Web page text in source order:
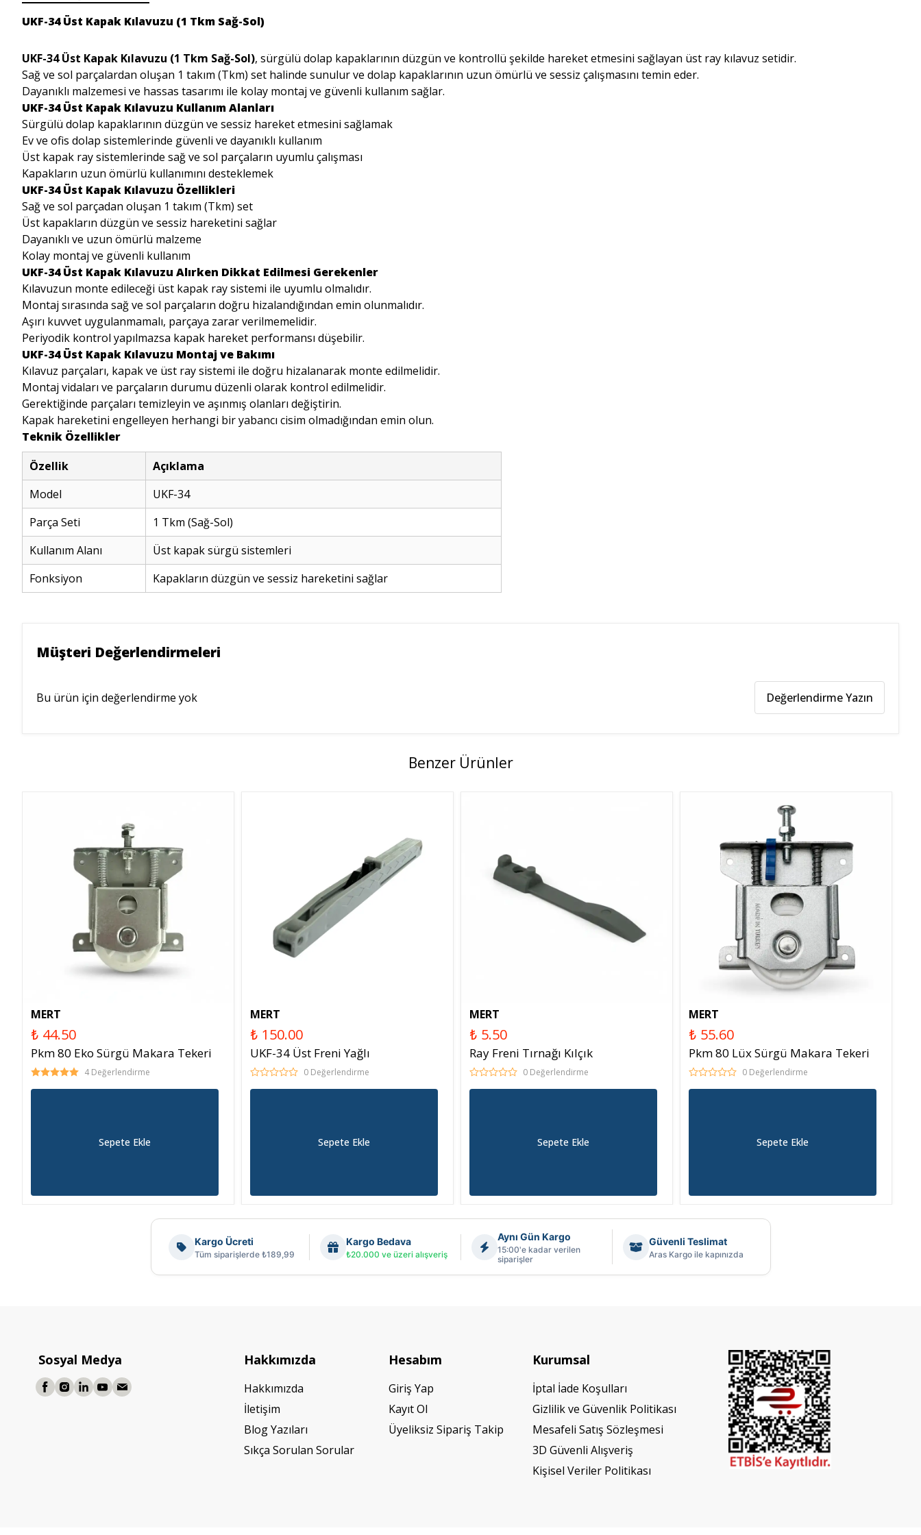
UKF-34 Üst Kapak Kılavuzu (1 Tkm Sağ-Sol)
UKF-34 Üst Kapak Kılavuzu (1 Tkm Sağ-Sol), sürgülü dolap kapaklarının düzgün ve kontrollü şekilde hareket etmesini sağlayan üst ray kılavuz setidir.
Sağ ve sol parçalardan oluşan 1 takım (Tkm) set halinde sunulur ve dolap kapaklarının uzun ömürlü ve sessiz çalışmasını temin eder.
Dayanıklı malzemesi ve hassas tasarımı ile kolay montaj ve güvenli kullanım sağlar.
UKF-34 Üst Kapak Kılavuzu Kullanım Alanları
Sürgülü dolap kapaklarının düzgün ve sessiz hareket etmesini sağlamak
Ev ve ofis dolap sistemlerinde güvenli ve dayanıklı kullanım
Üst kapak ray sistemlerinde sağ ve sol parçaların uyumlu çalışması
Kapakların uzun ömürlü kullanımını desteklemek
UKF-34 Üst Kapak Kılavuzu Özellikleri
Sağ ve sol parçadan oluşan 1 takım (Tkm) set
Üst kapakların düzgün ve sessiz hareketini sağlar
Dayanıklı ve uzun ömürlü malzeme
Kolay montaj ve güvenli kullanım
UKF-34 Üst Kapak Kılavuzu Alırken Dikkat Edilmesi Gerekenler
Kılavuzun monte edileceği üst kapak ray sistemi ile uyumlu olmalıdır.
Montaj sırasında sağ ve sol parçaların doğru hizalandığından emin olunmalıdır.
Aşırı kuvvet uygulanmamalı, parçaya zarar verilmemelidir.
Periyodik kontrol yapılmazsa kapak hareket performansı düşebilir.
UKF-34 Üst Kapak Kılavuzu Montaj ve Bakımı
Kılavuz parçaları, kapak ve üst ray sistemi ile doğru hizalanarak monte edilmelidir.
Montaj vidaları ve parçaların durumu düzenli olarak kontrol edilmelidir.
Gerektiğinde parçaları temizleyin ve aşınmış olanları değiştirin.
Kapak hareketini engelleyen herhangi bir yabancı cisim olmadığından emin olun.
Teknik Özellikler
Özellik
Açıklama
Model
UKF-34
Parça Seti
1 Tkm (Sağ-Sol)
Kullanım Alanı
Üst kapak sürgü sistemleri
Fonksiyon
Kapakların düzgün ve sessiz hareketini sağlar
Müşteri Değerlendirmeleri
Bu ürün için değerlendirme yok Değerlendirme Yazın
Benzer Ürünler
MERT
₺ 44.50
Pkm 80 Eko Sürgü Makara Tekeri
4 Değerlendirme
Sepete Ekle
MERT
₺ 150.00
UKF-34 Üst Freni Yağlı
0 Değerlendirme
Sepete Ekle
MERT
₺ 5.50
Ray Freni Tırnağı Kılçık
0 Değerlendirme
Sepete Ekle
MERT
₺ 55.60
Pkm 80 Lüx Sürgü Makara Tekeri
0 Değerlendirme
Sepete Ekle
Kargo Ücreti
Tüm siparişlerde ₺189,99
Kargo Bedava
₺20.000 ve üzeri alışveriş
Aynı Gün Kargo
15:00'e kadar verilen
siparişler
Güvenli Teslimat
Aras Kargo ile kapınızda
Sosyal Medya Hakkımızda
Hakkımızda
İletişim
Blog Yazıları
Sıkça Sorulan Sorular
Hesabım
Giriş Yap
Kayıt Ol
Üyeliksiz Sipariş Takip
Kurumsal
İptal İade Koşulları
Gizlilik ve Güvenlik Politikası
Mesafeli Satış Sözleşmesi
3D Güvenli Alışveriş
Kişisel Veriler Politikası